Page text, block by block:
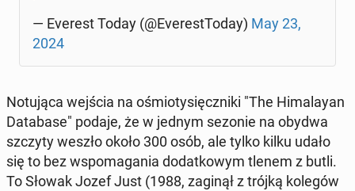
— Everest Today (@Eve­re­st­To­day) May 23,
2024
No­tu­ją­ca wejścia na ośmio­ty­sięcz­ni­ki "The Hi­ma­lay­an
Da­ta­ba­se" podaje, że w jednym sezonie na obydwa
szczyty weszło około 300 osób, ale tylko kilku udało
się to bez wspo­ma­ga­nia do­dat­ko­wym tlenem z butli.
To Słowak Jozef Just (1988, zaginął z trójką kolegów